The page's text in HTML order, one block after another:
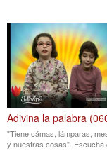
Adivina la palabra
"Tiene cámas, lámparas,
y nuestras cosas". Escucha